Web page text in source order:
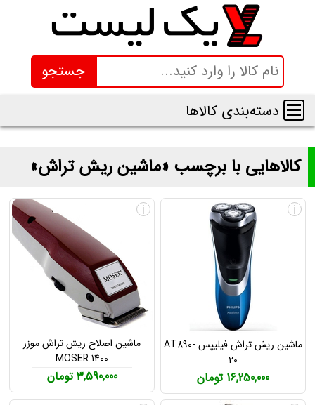
جستجو
دسته‌بندی کالاها
کالاهایی با برچسب «ماشین ریش تراش»
لیست و قیمت محصولاتی با برچسب «ماشین ریش تراش»
ماشین ریش تراش فیلیپس AT890-
20
16,250,000 تومان
i
ماشین اصلاح ریش تراش موزر
MOSER 1400
3,590,000 تومان
i